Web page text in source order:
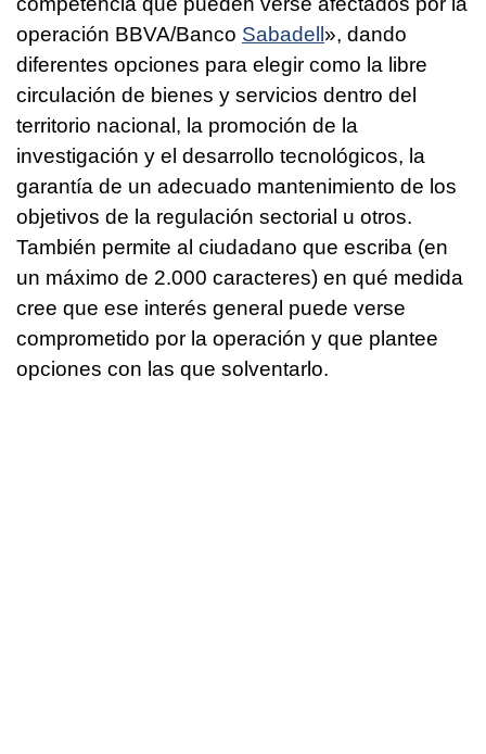
operación BBVA/Banco Sabadell», dando
diferentes opciones para elegir como la libre
circulación de bienes y servicios dentro del
territorio nacional, la promoción de la
investigación y el desarrollo tecnológicos, la
garantía de un adecuado mantenimiento de los
objetivos de la regulación sectorial u otros.
También permite al ciudadano que escriba (en
un máximo de 2.000 caracteres) en qué medida
cree que ese interés general puede verse
comprometido por la operación y que plantee
opciones con las que solventarlo.